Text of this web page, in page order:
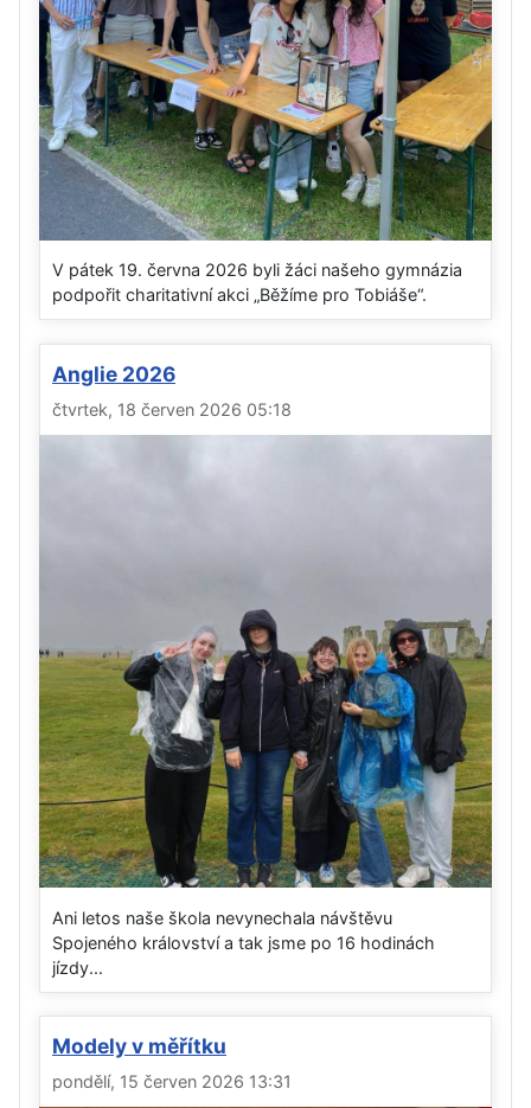
V pátek 19. června 2026 byli žáci našeho gymnázia
podpořit charitativní akci „Běžíme pro Tobiáše“.
Anglie 2026
čtvrtek, 18 červen 2026 05:18
Ani letos naše škola nevynechala návštěvu
Spojeného království a tak jsme po 16 hodinách
jízdy...
Modely v měřítku
pondělí, 15 červen 2026 13:31